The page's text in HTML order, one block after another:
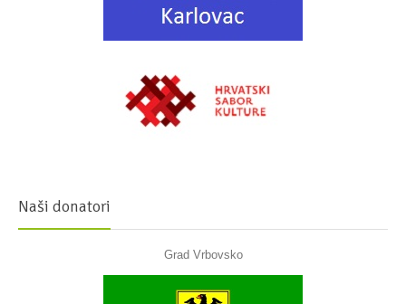
Naši donatori
Grad Vrbovsko